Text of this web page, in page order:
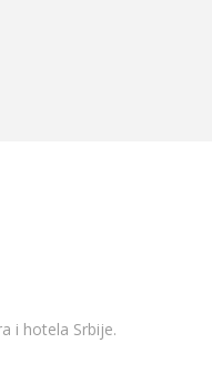
i hotela Srbije.